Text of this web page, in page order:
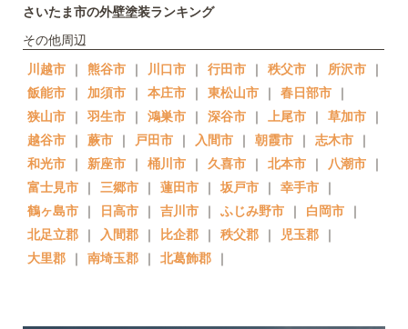
さいたま市の外壁塗装ランキング
その他周辺
川越市 ｜ 熊谷市 ｜ 川口市 ｜ 行田市 ｜ 秩父市 ｜ 所沢市 ｜
飯能市 ｜ 加須市 ｜ 本庄市 ｜ 東松山市 ｜ 春日部市 ｜
狭山市 ｜ 羽生市 ｜ 鴻巣市 ｜ 深谷市 ｜ 上尾市 ｜ 草加市 ｜
越谷市 ｜ 蕨市 ｜ 戸田市 ｜ 入間市 ｜ 朝霞市 ｜ 志木市 ｜
和光市 ｜ 新座市 ｜ 桶川市 ｜ 久喜市 ｜ 北本市 ｜ 八潮市 ｜
富士見市 ｜ 三郷市 ｜ 蓮田市 ｜ 坂戸市 ｜ 幸手市 ｜
鶴ヶ島市 ｜ 日高市 ｜ 吉川市 ｜ ふじみ野市 ｜ 白岡市 ｜
北足立郡 ｜ 入間郡 ｜ 比企郡 ｜ 秩父郡 ｜ 児玉郡 ｜
大里郡 ｜ 南埼玉郡 ｜ 北葛飾郡 ｜